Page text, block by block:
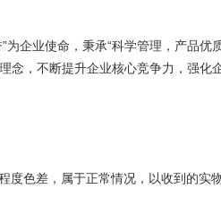
企业使命，秉承“科学管理，产品优
念，不断提升企业核心竞争力，强化
色差，属于正常情况，以收到的实物